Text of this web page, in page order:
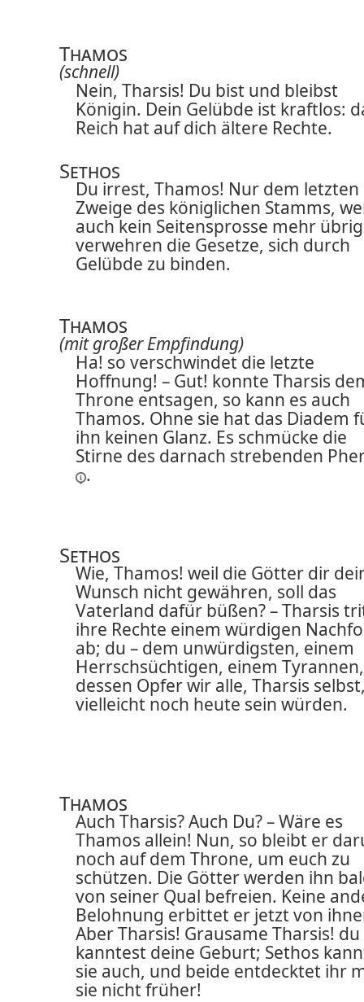
Thamos
(schnell)
Nein, Tharsis! Du bist und bleibst
Königin. Dein Gelübde ist kraftlos:
Reich hat auf dich ältere Rechte.
Sethos
Du irrest, Thamos! Nur dem letzten
Zweige des königlichen Stamms,
auch kein Seitensprosse mehr
verwehren die Gesetze, sich durch
Gelübde zu binden.
Thamos
(mit großer Empfindung)
Ha! so verschwindet die letzte
Hoffnung! – Gut! konnte Tharsis
Throne entsagen, so kann es auch
Thamos. Ohne sie hat das Diadem
ihn keinen Glanz. Es schmücke die
Stirne des darnach strebenden
.
Sethos
Wie, Thamos! weil die Götter dir
Wunsch nicht gewähren, soll das
Vaterland dafür büßen? – Tharsis
ihre Rechte einem würdigen
ab; du – dem unwürdigsten, einem
Herrschsüchtigen, einem Tyrannen,
dessen Opfer wir alle, Tharsis
vielleicht noch heute sein würden.
Thamos
Auch Tharsis? Auch Du? – Wäre es
Thamos allein! Nun, so bleibt er
noch auf dem Throne, um euch zu
schützen. Die Götter werden ihn
von seiner Qual befreien. Keine
Belohnung erbittet er jetzt von
Aber Tharsis! Grausame Tharsis! du
kanntest deine Geburt; Sethos
sie auch, und beide entdecktet ihr
sie nicht früher!